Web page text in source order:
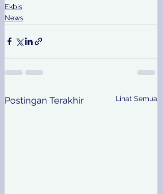
Ekbis
News
Postingan Terakhir Lihat Semua